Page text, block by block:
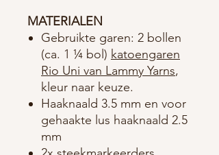
MATERIALEN
Gebruikte garen: 2 bollen
(ca. 1 ¼ bol) katoengaren
Rio Uni van Lammy Yarns,
kleur naar keuze.
Haaknaald 3.5 mm en voor
gehaakte lus haaknaald 2.5
mm